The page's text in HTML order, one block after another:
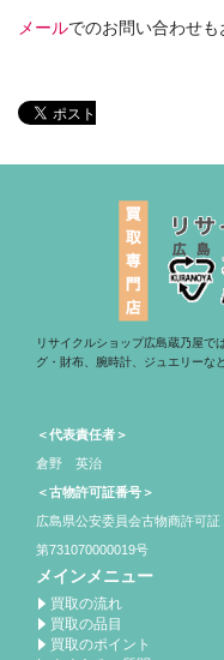
メールでのお問い合わせも
リサイクルショップ広島蔵乃屋で
グ・財布、腕時計、ジュエリーな
＜代表責任者＞
倉野 英治
＜古物許可証番号＞
広島県公安委員会古物商許可証
第731070000019号
メインメニュー
買取の流れ
買取の品目
買取のポイント